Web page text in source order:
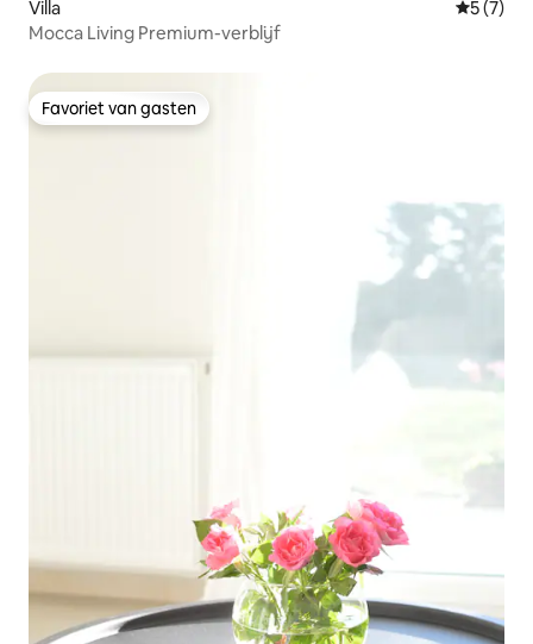
Villa
5 (7)
Mocca Living Premium-verblijf
Favoriet van gasten
Favoriet van gasten